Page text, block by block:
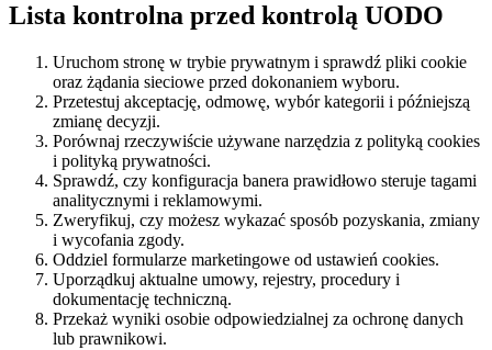
Lista kontrolna przed kontrolą UODO
Uruchom stronę w trybie prywatnym i sprawdź pliki cookie
oraz żądania sieciowe przed dokonaniem wyboru.
Przetestuj akceptację, odmowę, wybór kategorii i późniejszą
zmianę decyzji.
Porównaj rzeczywiście używane narzędzia z polityką cookies
i polityką prywatności.
Sprawdź, czy konfiguracja banera prawidłowo steruje tagami
analitycznymi i reklamowymi.
Zweryfikuj, czy możesz wykazać sposób pozyskania, zmiany
i wycofania zgody.
Oddziel formularze marketingowe od ustawień cookies.
Uporządkuj aktualne umowy, rejestry, procedury i
dokumentację techniczną.
Przekaż wyniki osobie odpowiedzialnej za ochronę danych
lub prawnikowi.